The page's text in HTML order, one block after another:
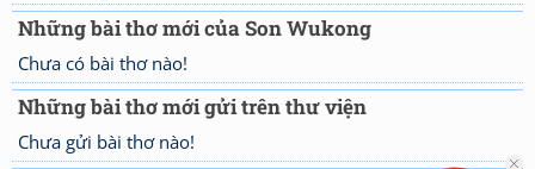
Những bài thơ mới của Son Wukong
Chưa có bài thơ nào!
Những bài thơ mới gửi trên thư viện
Chưa gửi bài thơ nào!